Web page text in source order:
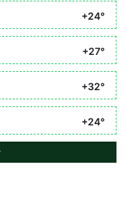
+24°
+27°
+32°
+24°